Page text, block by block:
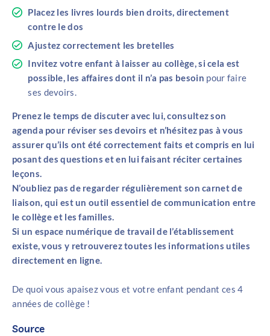
Placez les livres lourds bien droits, directement
contre le dos
Ajustez correctement les bretelles
Invitez votre enfant à laisser au collège, si cela est
possible, les affaires dont il n’a pas besoin pour faire
ses devoirs.
Prenez le temps de discuter avec lui, consultez son
agenda pour réviser ses devoirs et n’hésitez pas à vous
assurer qu’ils ont été correctement faits et compris en lui
posant des questions et en lui faisant réciter certaines
leçons.
N’oubliez pas de regarder régulièrement son carnet de
liaison, qui est un outil essentiel de communication entre
le collège et les familles.
Si un espace numérique de travail de l’établissement
existe, vous y retrouverez toutes les informations utiles
directement en ligne.
De quoi vous apaisez vous et votre enfant pendant ces 4
années de collège !
Source